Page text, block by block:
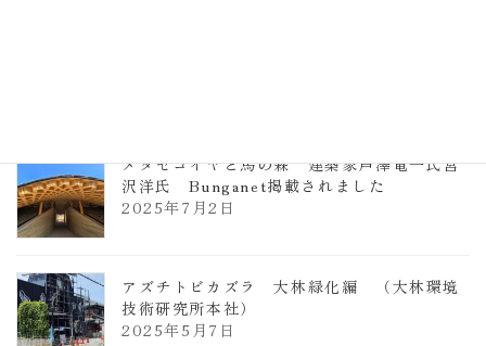
メタセコイヤと馬の森 建築家芦澤竜一氏宮
沢洋氏 Bunganet掲載されました
2025年7月2日
アズチトビカズラ 大林緑化編 （大林環境
技術研究所本社）
2025年5月7日